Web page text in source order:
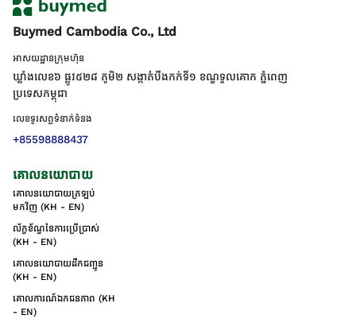
Buymed Cambodia Co., Ltd
អាសយដ្ឋានក្រុមហ៊ុន
ឃ្លាំងលេខ៦ ផ្លូវ៥២៨ ភូមិ២ សង្កាត់់បឹងកក់ទី១ ខណ្ឌទួលគោក ភ្នំពេញ
ប្រទេសកម្ពុជា
លេខទូរសព្ទទំនាក់ទំនង
+85598888437
គោលនយោបាយ
គោលនយោបាយត្រឡប់
មកវិញ (KH - EN)
ល័ក្ខខ័ណ្ឌនៃការប្រើប្រាស់
(KH - EN)
គោលនយោបាយដឹកជញ្ជូន
(KH - EN)
គោលការណ៍ឯកជនភាព (KH
- EN)